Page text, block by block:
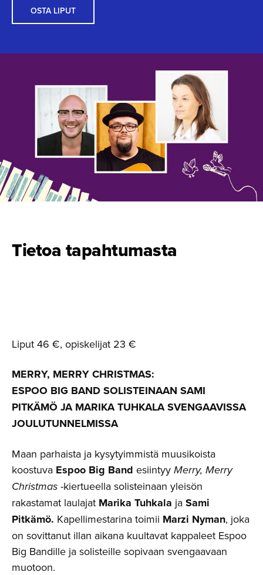
OSTA LIPUT
Tietoa tapahtumasta
Liput 46 €, opiskelijat 23 €
MERRY, MERRY CHRISTMAS:
ESPOO BIG BAND SOLISTEINAAN SAMI
PITKÄMÖ JA MARIKA TUHKALA SVENGAAVISSA
JOULUTUNNELMISSA
Maan parhaista ja kysytyimmistä muusikoista
koostuva Espoo Big Band esiintyy Merry, Merry
Christmas -kiertueella solisteinaan yleisön
rakastamat laulajat Marika Tuhkala ja Sami
Pitkämö. Kapellimestarina toimii Marzi Nyman, joka
on sovittanut illan aikana kuultavat kappaleet Espoo
Big Bandille ja solisteille sopivaan svengaavaan
muotoon.